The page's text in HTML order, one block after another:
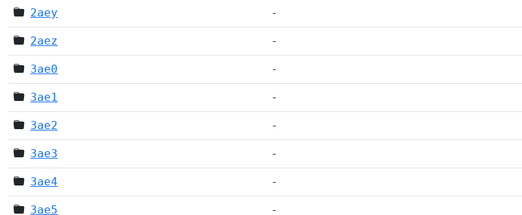
2aey -
2aez -
3ae0 -
3ae1 -
3ae2 -
3ae3 -
3ae4 -
3ae5 -